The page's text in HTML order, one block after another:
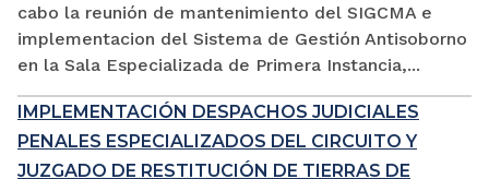
cabo la reunión de mantenimiento del SIGCMA e
implementacion del Sistema de Gestión Antisoborno
en la Sala Especializada de Primera Instancia,...
IMPLEMENTACIÓN DESPACHOS JUDICIALES
PENALES ESPECIALIZADOS DEL CIRCUITO Y
JUZGADO DE RESTITUCIÓN DE TIERRAS DE